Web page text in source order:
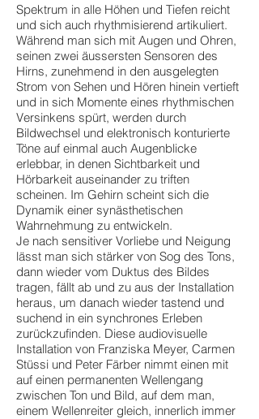
Spektrum in alle Höhen und Tiefen reicht
und sich auch rhythmisierend artikuliert.
Während man sich mit Augen und Ohren,
seinen zwei äussersten Sensoren des
Hirns, zunehmend in den ausgelegten
Strom von Sehen und Hören hinein vertieft
und in sich Momente eines rhythmischen
Versinkens spürt, werden durch
Bildwechsel und elektronisch konturierte
Töne auf einmal auch Augenblicke
erlebbar, in denen Sichtbarkeit und
Hörbarkeit auseinander zu triften
scheinen. Im Gehirn scheint sich die
Dynamik einer synästhetischen
Wahrnehmung zu entwickeln.
Je nach sensitiver Vorliebe und Neigung
lässt man sich stärker von Sog des Tons,
dann wieder vom Duktus des Bildes
tragen, fällt ab und zu aus der Installation
heraus, um danach wieder tastend und
suchend in ein synchrones Erleben
zurückzufinden. Diese audiovisuelle
Installation von Franziska Meyer, Carmen
Stüssi und Peter Färber nimmt einen mit
auf einen permanenten Wellengang
zwischen Ton und Bild, auf dem man,
einem Wellenreiter gleich, innerlich immer